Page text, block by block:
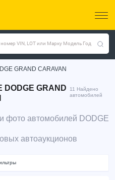
VIN, LOT или Марку Модель Год
GRAND CARAVAN
DODGE GRAND
11 Найдено
автомобилей
фото автомобилей DODGE
автоаукционов